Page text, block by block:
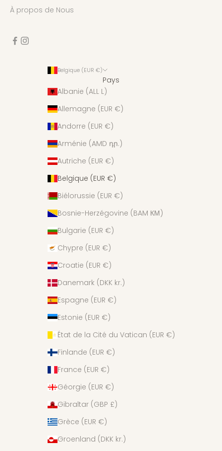
À propos de Nous
Belgique (EUR €)
Pays
Albanie (ALL L)
Allemagne (EUR €)
Andorre (EUR €)
Arménie (AMD դր.)
Autriche (EUR €)
Belgique (EUR €)
Biélorussie (EUR €)
Bosnie-Herzégovine (BAM КМ)
Bulgarie (EUR €)
Chypre (EUR €)
Croatie (EUR €)
Danemark (DKK kr.)
Espagne (EUR €)
Estonie (EUR €)
État de la Cité du Vatican (EUR €)
Finlande (EUR €)
France (EUR €)
Géorgie (EUR €)
Gibraltar (GBP £)
Grèce (EUR €)
Groenland (DKK kr.)